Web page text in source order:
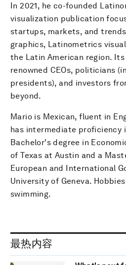
In 2021, he co-founded
visualization publication
startups, markets, and
graphics, Latinometrics
the Latin American region.
renowned CEOs, politicians
presidents), and investors
beyond.
Mario is Mexican, fluent in
has intermediate proficiency
Bachelor's degree in
of Texas at Austin and a
European and International
University of Geneva.
swimming.
最热内容